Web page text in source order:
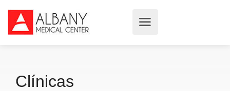
Clínicas